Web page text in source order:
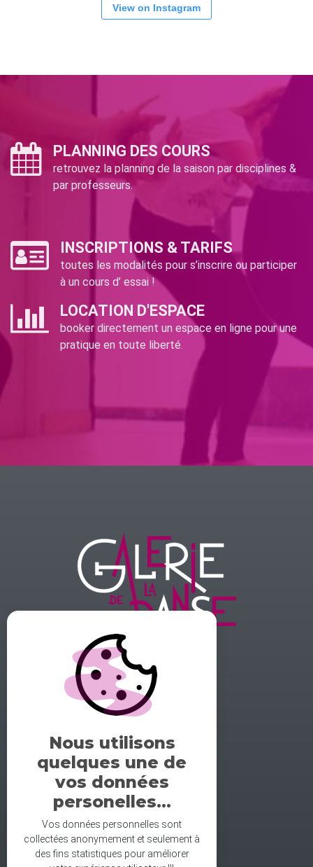
View on Instagram
PLANNING DES COURS
retrouvez la planning de la saison par disciplines &
par professeurs.
INSCRIPTIONS & TARIFS
toutes les modalités pour s’inscrire ou participer
à un cours d’ essai !
LOCATION D'ESPACE
booker directement un espace en ligne pour une
pratique en toute liberté.
GALERIE DE LA DANSE
1 rue midol 25000 Besançon
tel: 06.71.93.54.75
contact@galeriedeladanse.fr
facebook/galeriedeladanse
instagram/lagaleriedeladanse
Nous utilisons
quelques une de
vos données
personelles...
Vos données personnelles sont
collectées anonymement et seulement à
des fins statistiques pour améliorer